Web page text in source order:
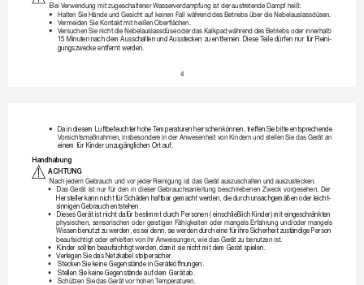
BeiVerwendungmitzugeschaltenerWasserverdampfungistderaustretendeDampfheiß:
•
HaltenSieHändeund GesichtaufkeinenFallwährenddesBetriebsüberdieNebelauslassdüsen.
•
VermeidenSieKontaktmitheißenOberflächen.
•
VersuchenSienichtdieNebelauslassdüseoderdas Kalkpadwährend desBetriebsoder innerhalb
15 Minuten nach dem Ausschalten und Ausstecken zu entfernen. Diese Teile dürfen nur für Reini-
gungszwecke entfernt werden.
4
• Da in diesem Luftbefeuchter hohe Temperaturen herrschen können, treffen Sie bitte entsprechende
Vorsichtsmaßnahmen,insbesondereinderAnwesenheitvon KindernundstellenSiedasGerätan
einem für Kinder unzugänglichen Ort auf.
Handhabung
ACHTUNG
NachjedemGebrauchundvorjederReinigungistdasGerätauszuschaltenund auszustecken.
•
DasGerät ist nur fürden in dieser Gebrauchsanleitung beschriebenen Zweck vorgesehen. Der
Hersteller kann nicht für Schäden haftbar gemacht werden, die durch unsachgemäßen oder leicht-
sinnigen Gebrauch entstehen.
•
Dieses Gerät ist nicht dafür bestimmt durch Personen ( einschließlich Kinder) mit eingeschränkten
physischen, sensorischen oder geistigen Fähigkeiten oder mangels Erfahrung und/oder mangels
Wissen benutzt zu werden, es sei denn, sie werden durch eine für ihre Sicherheit zuständige Person
beaufsichtigtodererhieltenvonihrAnweisungen,wiedasGerätzubenutzenist.
•
Kinder sollten beaufsichtigt werden, damit sie nicht mit dem Gerät spielen.
•
Verlegen Sie das Netzkabel stolpersicher.
•
Stecken Sie keine Gegenstände in Geräteöffnungen.
•
Stellen Sie keine Gegenstände auf dem Gerät ab.
•
SchützenSiedasGerätvorhohenTemperaturen.